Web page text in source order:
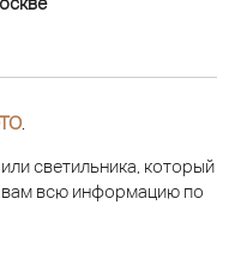
светильника, который
всю информацию по